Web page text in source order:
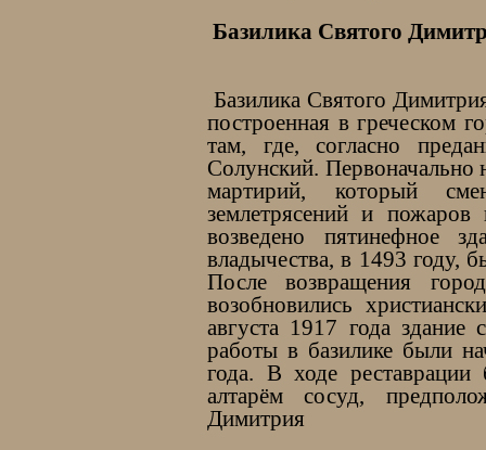
Базилика Святого
Базилика Святого
построенная в греческом
там, где, согласно
Солунский.
мартирий, который
землетрясений и
возведено пятинефное
владычества, в 1493 году,
После возвращения
возобновились
августа 1917 года здание
работы в базилике были
года. В ходе
алтарём сосуд,
Димитрия